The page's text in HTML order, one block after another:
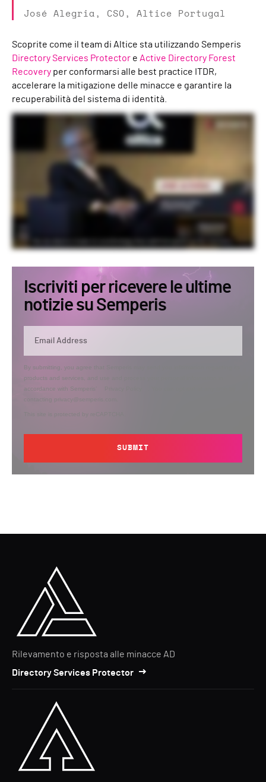
José Alegria, CSO, Altice Portugal
Scoprite come il team di Altice sta utilizzando Semperis
Directory Services Protector e Active Directory Forest
Recovery per conformarsi alle best practice ITDR,
accelerare la mitigazione delle minacce e garantire la
recuperabilità del sistema di identità.
Relatori: Jose Alegria, Chief Security Officer di Altice Portugal; Pedro Inacio, Head of Cyber Security and Privacy di Altice Portugal Altice Portugal è la quinta azienda del Portogallo
per le dimensioni di Active Directory perché tutti hanno un account. Active Directory è molto importante perché lo utilizziamo come ecosistema principale per l'autenticazione. Non
abbiamo un prodotto adeguato, come Okta o Ping Identity, per fornire l'autenticazione agli utenti. Ci siamo resi conto di avere molte lacune perché Altice Portugal è il risultato di
molte fusioni e acquisizioni, di diverse aziende, di diversi ecosistemi Active Directory, con diversi livelli di maturità, e la nostra sfida è quella di metterli tutti allo stesso livello. La mia
preoccupazione non è quella di subire attacchi, perché ne subiamo ogni giorno. La mia preoccupazione è che uno di questi attacchi diventi catastrofico. Ma è importante per un
CISO capire che tipo di attacchi. Per un operatore, il numero uno è il ransomware, dietro il quale, in genere, qualcuno ruba le credenziali per consentire l'attacco. Il secondo livello è
lo spionaggio. Quindi attaccare l'operatore per raggiungere uno dei nostri lavoratori. Il terzo è la frode. Frode in termini di servizio di telecomunicazione. Ma il più importante, quello
che mi fa perdere il sonno la notte, è il ransomware o il wipeware, a seconda di come funziona. È per questo motivo che dovete assicurarvi che le vostre infrastrutture critiche,
come Active Directory, siano completamente sicure e resilienti. Abbiamo deciso di investire in una tecnologia che, primo, accelererà il recupero. Secondo, avremo la funzionalità di
rilevare i comportamenti anomali. Ma la dimensione numero uno era la recuperabilità. Il motivo per cui siamo passati a Semperis è che il modulo ADFR di Semperis mi garantisce che il
situazioni potenzialmente pericolose. DSP era lo strumento giusto per noi, perché semplificava molto il lavoro dei nostri tecnici e funzionava sempre producendo le informazioni di
cui avevamo bisogno. DSP è una tecnologia molto semplice e continua. Aiuta il nostro team a capire cosa sta succedendo. Aiuta a capire le configurazioni errate. Ci aiuta a
rispettare le best practice che dobbiamo applicare nei nostri ecosistemi Active Directory. Nel caso della soluzione Semperis, abbiamo integrato il modulo DSP con il nostro centro
operativo di cybersecurity, in modo che un comportamento anomalo venga automaticamente segnalato agli analisti, affinché possano reagire. Infine, forse la cosa più importante
Iscriviti per ricevere le ultime
notizie su Semperis
By submitting, you agree that Semperis may send you information regarding its
products and services, and use and process your personal information in
accordance with Semperis’
contacting privacy@semperis.com.
This site is protected by reCAPTCHA.
SUBMIT
Rilevamento e risposta alle minacce AD
Directory Services Protector